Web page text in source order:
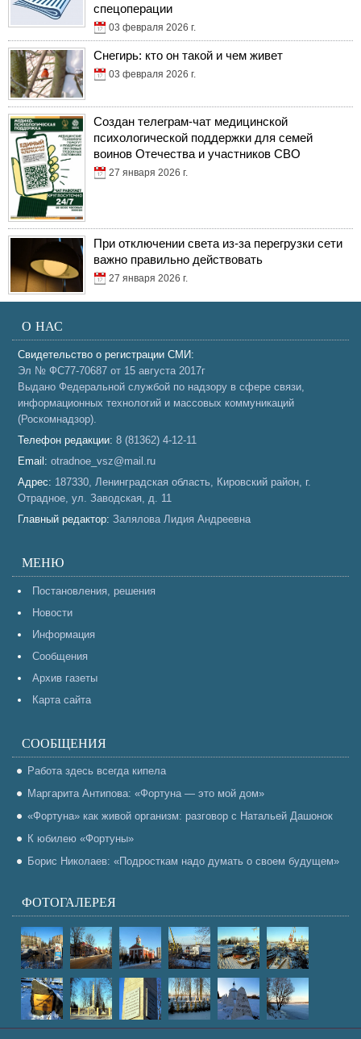
спецоперации
03 февраля 2026 г.
Снегирь: кто он такой и чем живет
03 февраля 2026 г.
Создан телеграм-чат медицинской
психологической поддержки для семей
воинов Отечества и участников СВО
27 января 2026 г.
При отключении света из-за перегрузки сети
важно правильно действовать
27 января 2026 г.
О НАС
Свидетельство о регистрации СМИ:
Эл № ФС77-70687 от 15 августа 2017г
Выдано Федеральной службой по надзору в сфере связи,
информационных технологий и массовых коммуникаций
(Роскомнадзор).
Телефон редакции: 8 (81362) 4-12-11
Email: otradnoe_vsz@mail.ru
Адрес: 187330, Ленинградская область, Кировский район, г.
Отрадное, ул. Заводская, д. 11
Главный редактор: Залялова Лидия Андреевна
МЕНЮ
Постановления, решения
Новости
Информация
Сообщения
Архив газеты
Карта сайта
СООБЩЕНИЯ
Работа здесь всегда кипела
Маргарита Антипова: «Фортуна — это мой дом»
«Фортуна» как живой организм: разговор с Натальей Дашонок
К юбилею «Фортуны»
Борис Николаев: «Подросткам надо думать о своем будущем»
ФОТОГАЛЕРЕЯ